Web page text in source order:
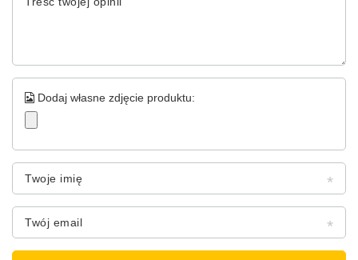
Dodaj własne zdjęcie produktu:
Twoje imię
Twój email